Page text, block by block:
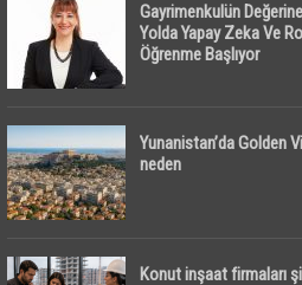
Gayrimenkulün
Yolda Yapay Zeka Ve
Öğrenme Başlıyor
Yunanistan’da Golden
neden
Konut inşaat firmaları